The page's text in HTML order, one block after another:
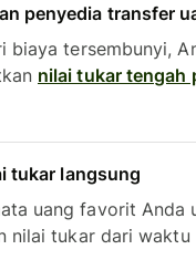
penyedia transfer
biaya tersembunyi,
nilai tukar tengah
tukar langsung
uang favorit Anda
nilai tukar dari waktu